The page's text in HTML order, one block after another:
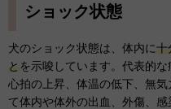
ショック状態
犬のショック状態は、体内に十
とを示唆しています。代表的
心拍の上昇、体温の低下、無
て体内や体外の出血、外傷、